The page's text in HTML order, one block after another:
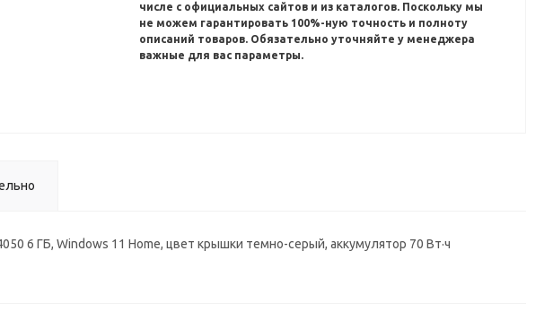
числе с официальных сайтов и из каталогов. Поскольку мы
не можем гарантировать 100%-ную точность и полноту
описаний товаров. Обязательно уточняйте у менеджера
важные для вас параметры.
6 ГБ, Windows 11 Home, цвет крышки темно-серый, аккумулятор 70 Вт·ч